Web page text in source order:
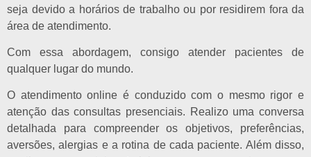
seja devido a horários de trabalho ou por residirem fora da
área de atendimento.
Com essa abordagem, consigo atender pacientes de
qualquer lugar do mundo.
O atendimento online é conduzido com o mesmo rigor e
atenção das consultas presenciais. Realizo uma conversa
detalhada para compreender os objetivos, preferências,
aversões, alergias e a rotina de cada paciente. Além disso,